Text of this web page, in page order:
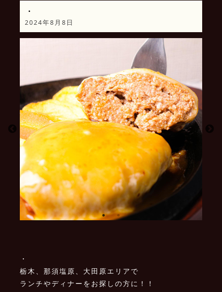
・
2024年8月8日
・
栃木、那須塩原、大田原エリアで
ランチやディナーをお探しの方に！！